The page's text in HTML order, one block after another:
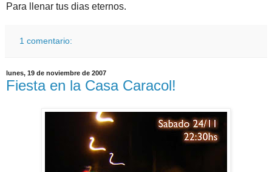
Para llenar tus dias eternos.
1 comentario:
lunes, 19 de noviembre de 2007
Fiesta en la Casa Caracol!